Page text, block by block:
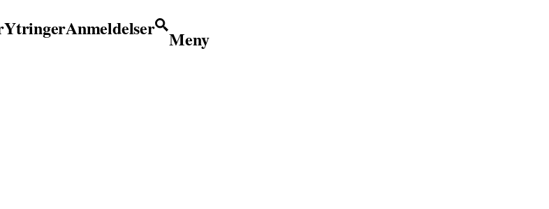
YtringerAnmeldelser Meny